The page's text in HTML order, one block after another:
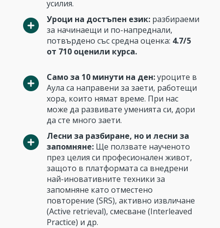
усилия.
Уроци на достъпен език: разбираеми
за начинаещи и по-напреднали,
потвърдено със средна оценка: 4.7/5
от 710 оценили курса.
Само за 10 минути на ден:уроците в
Аула са направени за заети, работещи
хора, които нямат време. При нас
може да развивате уменията си, дори
да сте много заети.
Лесни за разбиране, но и лесни за
запомняне: Ще ползвате наученото
през целия си професионален живот,
защото в платформата са внедрени
най-иновативните техники за
запомняне като отместено
повторение (SRS), активно извличане
(Active retrieval), смесване (Interleaved
Practice) и др.